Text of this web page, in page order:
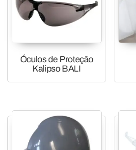
Óculos de Proteção
Kalipso BALI